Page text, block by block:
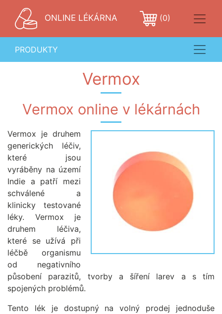
ONLINE LÉKÁRNA (0)
PRODUKTY
Vermox
Vermox online v lékárnách
Vermox je druhem
generických léčiv,
které jsou
vyráběny na území
Indie a patří mezi
schválené a
klinicky testované
léky. Vermox je
druhem léčiva,
které se užívá při
léčbě organismu
od negativního
působení parazitů, tvorby a šíření larev a s tím
spojených problémů.
Tento lék je dostupný na volný prodej jednoduše